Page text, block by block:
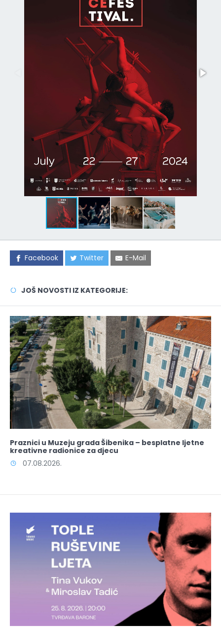
Facebook Twitter E-Mail
JOŠ NOVOSTI IZ KATEGORIJE:
Praznici u Muzeju grada Šibenika – besplatne ljetne
kreativne radionice za djecu
07.08.2026.